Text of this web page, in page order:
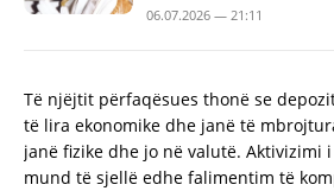
06.07.2026 — 21:11
Të njëjtit përfaqësues thonë se
të lira ekonomike dhe janë të
janë fizike dhe jo në valutë. Aktivizimi
mund të sjellë edhe falimentim të